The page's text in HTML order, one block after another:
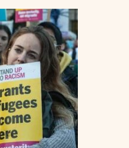
Sur Le
Tendent Une
Embuscade
Patrons
Puissance
Par Alice